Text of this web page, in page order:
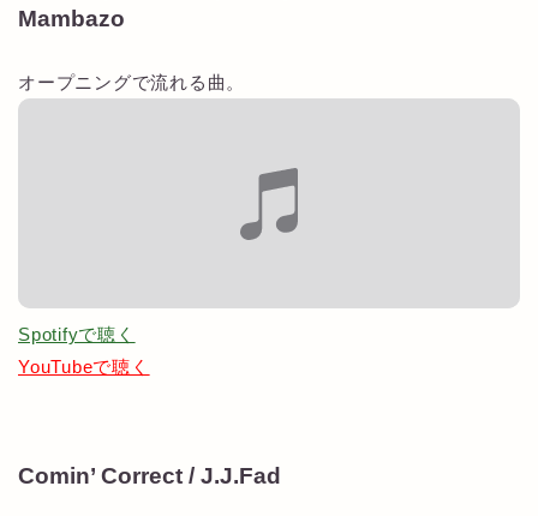
Mambazo
オープニングで流れる曲。
Spotifyで聴く
YouTubeで聴く
Comin’ Correct / J.J.Fad